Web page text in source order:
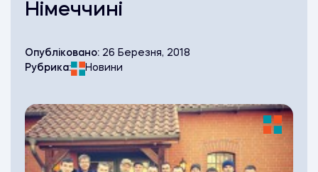
Німеччині
Опубліковано: 26 Березня, 2018
Рубрика:
Новини